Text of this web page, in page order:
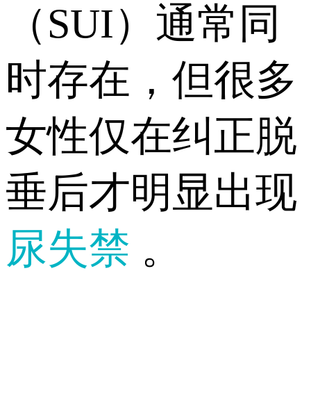
（SUI）通常同
时存在，但很多
女性仅在纠正脱
垂后才明显出现
尿失禁 。